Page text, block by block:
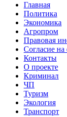
Главная
Политика
Экономика
Агропром
Правовая
Согласие
Контакты
О проекте
Криминал
ЧП
Туризм
Экология
Транспорт